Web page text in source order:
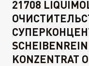
21708
KONZENTRAT